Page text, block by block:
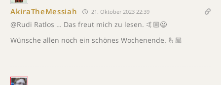
AkiraTheMessiah 21. Oktober 2023 22:39
@Rudi Ratlos … Das freut mich zu lesen. 🤙🏼😃
Wünsche allen noch ein schönes Wochenende. 🫰🏼